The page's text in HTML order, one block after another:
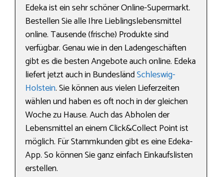
Edeka ist ein sehr schöner Online-Supermarkt.
Bestellen Sie alle Ihre Lieblingslebensmittel
online. Tausende (frische) Produkte sind
verfügbar. Genau wie in den Ladengeschäften
gibt es die besten Angebote auch online. Edeka
liefert jetzt auch in BundesländSchleswig-
Holstein. Sie können aus vielen Lieferzeiten
wählen und haben es oft noch in der gleichen
Woche zu Hause. Auch das Abholen der
Lebensmittel an einem Click&Collect Point ist
möglich. Für Stammkunden gibt es eine Edeka-
App. So können Sie ganz einfach Einkaufslisten
erstellen.